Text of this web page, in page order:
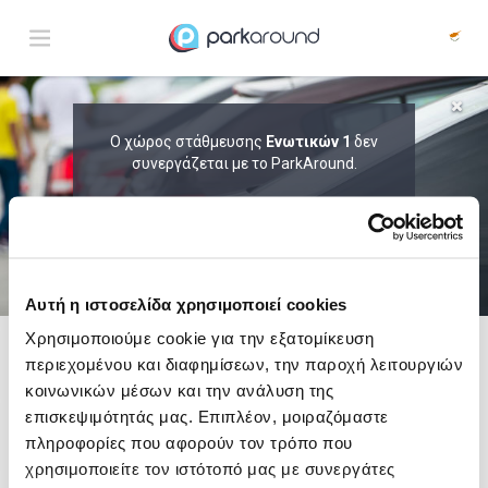
Αυτή η ιστοσελίδα χρησιμοποιεί cookies
Χρησιμοποιούμε cookie για την εξατομίκευση
περιεχομένου και διαφημίσεων, την παροχή λειτουργιών
κοινωνικών μέσων και την ανάλυση της
επισκεψιμότητάς μας. Επιπλέον, μοιραζόμαστε
πληροφορίες που αφορούν τον τρόπο που
χρησιμοποιείτε τον ιστότοπό μας με συνεργάτες
Ο χώρος στάθμευσης Ενωτικών 1 δεν
συνεργάζεται με το ParkAround.
Δες τώρα τα parking στο χάρτη και σύγκρινετιμή
καιαπόσταση
ΑΠΟΤΕΛΕΣΜΑΤΑ ΓΙΑ:
ΑΦΙΞΗ Κυρ 09 Αυγ 00:30 ΔΙΑΡΚΕΙΑ